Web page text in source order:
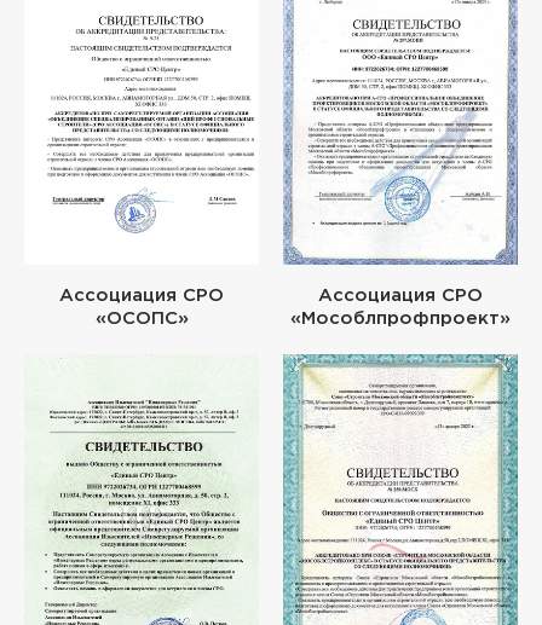
Ассоциация СРО
«ОСОПС»
Ассоциация СРО
«Мособлпрофпроект»